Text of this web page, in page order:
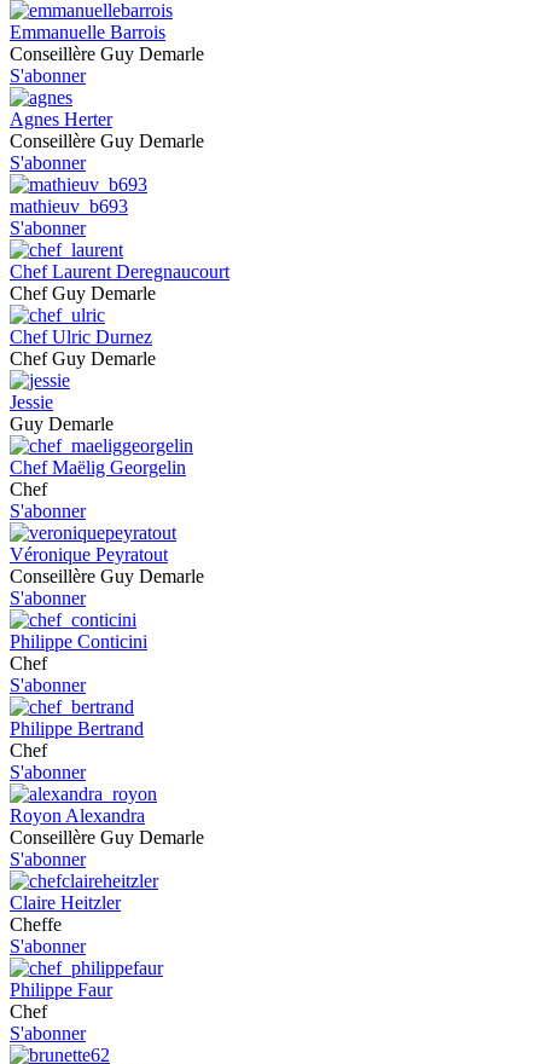
Emmanuelle Barrois
Conseillère Guy Demarle
S'abonner
Agnes Herter
Conseillère Guy Demarle
S'abonner
mathieuv_b693
S'abonner
Chef Laurent Deregnaucourt
Chef Guy Demarle
Chef Ulric Durnez
Chef Guy Demarle
Jessie
Guy Demarle
Chef Maëlig Georgelin
Chef
S'abonner
Véronique Peyratout
Conseillère Guy Demarle
S'abonner
Philippe Conticini
Chef
S'abonner
Philippe Bertrand
Chef
S'abonner
Royon Alexandra
Conseillère Guy Demarle
S'abonner
Claire Heitzler
Cheffe
S'abonner
Philippe Faur
Chef
S'abonner